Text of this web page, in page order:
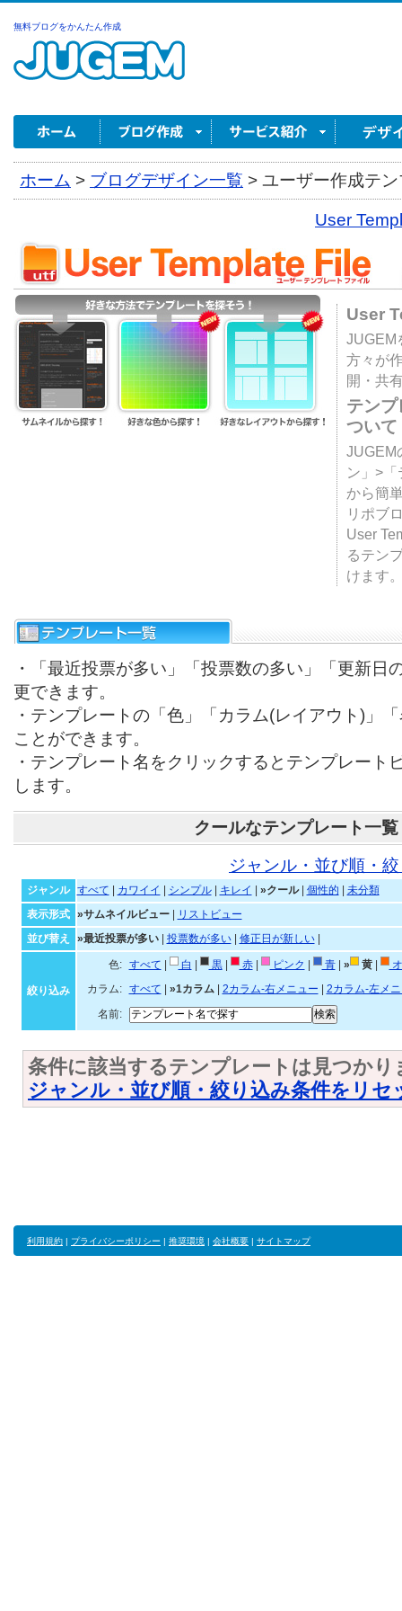
無料ブログをかんたん作成
ホーム > ブログデザイン一覧 > ユーザー作成テ
User
User
JUGEM
方々が
開・共
テン
ついて
JUGEM
ン」>
から簡
リポブ
User
るテン
けます
・「最近投票が多い」「投票数の多い」「更新日
更できます。
・テンプレートの「色」「カラム(レイアウト)」
ことができます。
・テンプレート名をクリックするとテンプレート
します。
クールなテンプレート一覧
ジャンル・並び順・
ジャンル すべて カワイイ シンプル| キレイ »クール| 個性的
未分類
表示形式
»サムネイルビュー|
リストビュー
並び替え
»最近投票が多い| 投票数が多い| 修正日が新しい|
絞り込み
色: すべて 白 黒| 赤| ピンク 青| » 黄|
カラム:
すべて »1カラム| 2カラム-右メニュー
2カラム-左メ
名前:
条件に該当するテンプレートは見つかり
ジャンル・並び順・絞り込み条件をリセ
利用規約 | プライバシーポリシー | 推奨環境 | 会社概要 | サイトマップ